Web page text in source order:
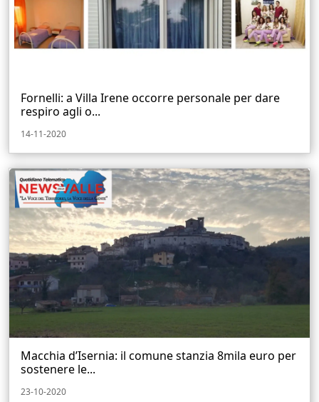
Fornelli: a Villa Irene occorre personale per dare
respiro agli o...
14-11-2020
Macchia d’Isernia: il comune stanzia 8mila euro per
sostenere le...
23-10-2020